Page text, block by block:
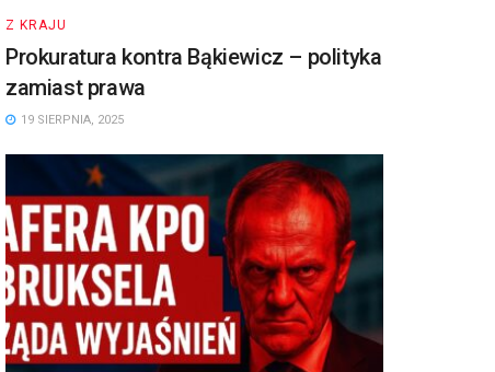
Z KRAJU
Prokuratura kontra Bąkiewicz – polityka
zamiast prawa
19 SIERPNIA, 2025